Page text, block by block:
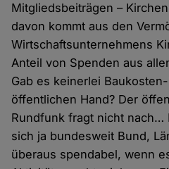
Mitgliedsbeiträgen –
davon kommt aus den
Wirtschaftsunternehmens
Anteil von Spenden aus
Gab es keinerlei
öffentlichen Hand? Der
Rundfunk fragt nicht nach…
sich ja bundesweit Bund,
überaus spendabel, wenn